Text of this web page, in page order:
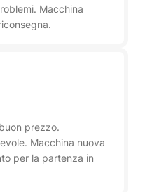
Macchina
prezzo.
Macchina nuova
per la partenza in